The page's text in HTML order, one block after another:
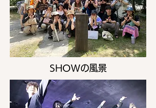
SHOWの風景